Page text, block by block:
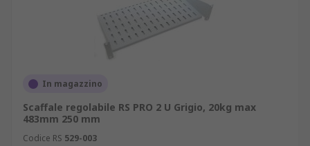
In magazzino
Scaffale regolabile RS PRO 2 U Grigio, 20kg max
483mm 250 mm
Codice RS 529-003